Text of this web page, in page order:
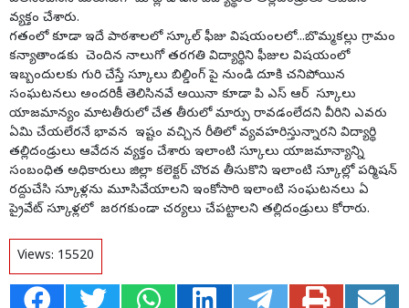
వ్యక్తం చేశారు.
గతంలో కూడా ఇదే పాఠశాలలో స్కూల్ ఫీజు విషయంలలో...బొమ్మకల్లు గ్రామం
కన్యాతాండకు చెందిన నాలుగో తరగతి విద్యార్థిని ఫీజుల విషయంలో
ఇబ్బందులకు గురి చేస్తే స్కూలు బిల్డింగ్ పై నుండి దూకి చనిపోయిన
సంఘటనలు అందరికీ తెలిసినవే అయినా కూడా పి ఎస్ ఆర్ స్కూలు
యాజమాన్యం మాటతీరులో చేత తీరులో మార్పు రావడంలేదని వీరిని ఎవరు
ఏమి చేయలేరనే భావన ఇష్టం వచ్చిన రీతిలో వ్యవహరిస్తున్నారని విద్యార్థి
తల్లిదండ్రులు ఆవేదన వ్యక్తం చేశారు ఇలాంటి స్కూలు యాజమాన్యాన్ని
సంబంధిత అధికారులు జిల్లా కలెక్టర్ చొరవ తీసుకొని ఇలాంటి స్కూల్లో పర్మిషన్
రద్దుచేసి స్కూళ్లను మూసివేయాలని ఇంకోసారి ఇలాంటి సంఘటనలు ఏ
ప్రైవేట్ స్కూళ్లలో జరగకుండా చర్యలు చేపట్టాలని తల్లిదండ్రులు కోరారు.
Views: 15520